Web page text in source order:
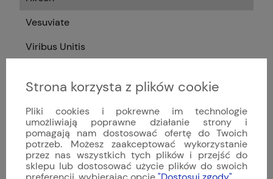
Vesuviate
Viribus Unitis
Styl zegarka
Zegarki męskie
Zegarki damskie
Typ mechanizmu
Strona korzysta z plików cookie
Pliki cookies i pokrewne im technologie
umożliwiają poprawne działanie strony i
pomagają nam dostosować ofertę do Twoich
potrzeb. Możesz zaakceptować wykorzystanie
przez nas wszystkich tych plików i przejść do
sklepu lub dostosować użycie plików do swoich